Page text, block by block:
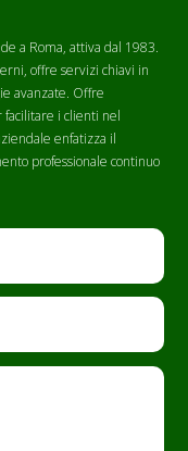
a Roma, attiva dal 1983.
offre servizi chiavi in
avanzate. Offre
facilitare i clienti nel
enfatizza il
professionale continuo